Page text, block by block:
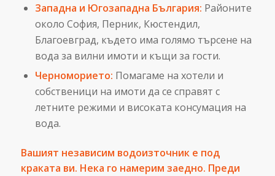
Западна и Югозападна България: Районите
около София, Перник, Кюстендил,
Благоевград, където има голямо търсене на
вода за вилни имоти и къщи за гости.
Черноморието: Помагаме на хотели и
собственици на имоти да се справят с
летните режими и високата консумация на
вода.
Вашият независим водоизточник е под
краката ви. Нека го намерим заедно. Преди